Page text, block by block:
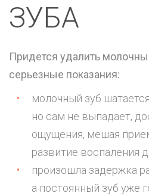
ЗУБА
Придется удалить
серьезные показания:
молочный зуб
но сам не выпадает,
ощущения, мешая
развитие воспаления
произошла задержка
а постоянный зуб уже